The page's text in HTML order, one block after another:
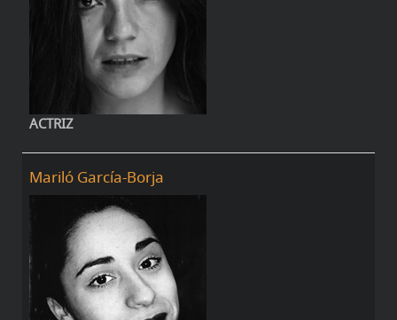
ACTRIZ
Mariló García-Borja